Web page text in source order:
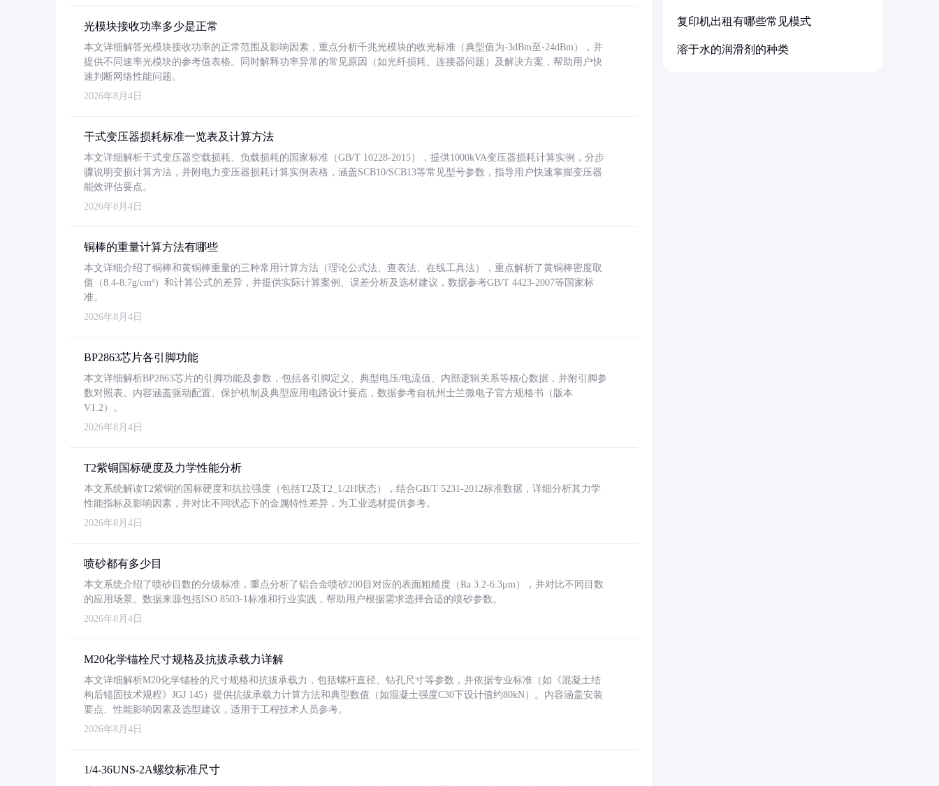
光模块接收功率多少是正常
本文详细解答光模块接收功率的正常范围及影响因素，重点分析千兆光模块的收光标准（典型值为-3dBm至-24dBm），并
提供不同速率光模块的参考值表格。同时解释功率异常的常见原因（如光纤损耗、连接器问题）及解决方案，帮助用户快
速判断网络性能问题。
2026年8月4日
干式变压器损耗标准一览表及计算方法
本文详细解析干式变压器空载损耗、负载损耗的国家标准（GB/T 10228-2015），提供1000kVA变压器损耗计算实例，分步
骤说明变损计算方法，并附电力变压器损耗计算实例表格，涵盖SCB10/SCB13等常见型号参数，指导用户快速掌握变压器
能效评估要点。
2026年8月4日
铜棒的重量计算方法有哪些
本文详细介绍了铜棒和黄铜棒重量的三种常用计算方法（理论公式法、查表法、在线工具法），重点解析了黄铜棒密度取
值（8.4-8.7g/cm³）和计算公式的差异，并提供实际计算案例、误差分析及选材建议，数据参考GB/T 4423-2007等国家标
准。
2026年8月4日
BP2863芯片各引脚功能
本文详细解析BP2863芯片的引脚功能及参数，包括各引脚定义、典型电压/电流值、内部逻辑关系等核心数据，并附引脚参
数对照表。内容涵盖驱动配置、保护机制及典型应用电路设计要点，数据参考自杭州士兰微电子官方规格书（版本
V1.2）。
2026年8月4日
T2紫铜国标硬度及力学性能分析
本文系统解读T2紫铜的国标硬度和抗拉强度（包括T2及T2_1/2H状态），结合GB/T 5231-2012标准数据，详细分析其力学
性能指标及影响因素，并对比不同状态下的金属特性差异，为工业选材提供参考。
2026年8月4日
喷砂都有多少目
本文系统介绍了喷砂目数的分级标准，重点分析了铝合金喷砂200目对应的表面粗糙度（Ra 3.2-6.3μm），并对比不同目数
的应用场景。数据来源包括ISO 8503-1标准和行业实践，帮助用户根据需求选择合适的喷砂参数。
2026年8月4日
M20化学锚栓尺寸规格及抗拔承载力详解
本文详细解析M20化学锚栓的尺寸规格和抗拔承载力，包括螺杆直径、钻孔尺寸等参数，并依据专业标准（如《混凝土结
构后锚固技术规程》JGJ 145）提供抗拔承载力计算方法和典型数值（如混凝土强度C30下设计值约80kN）。内容涵盖安装
要点、性能影响因素及选型建议，适用于工程技术人员参考。
2026年8月4日
1/4-36UNS-2A螺纹标准尺寸
复印机出租有哪些常见模式
溶于水的润滑剂的种类